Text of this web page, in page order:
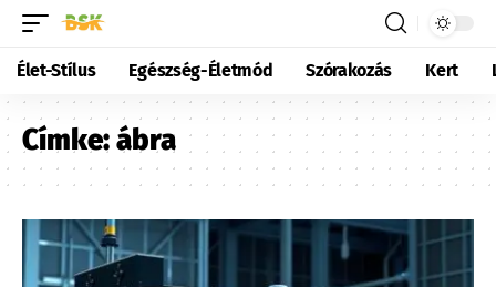
Élet-Stílus Egészség-Életmód Szórakozás Kert
Címke:ábra